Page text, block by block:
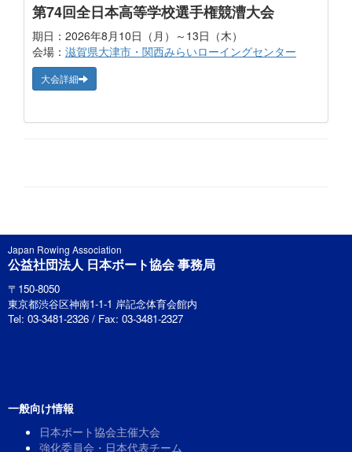
第74回全日本高等学校選手権競漕大会
期日：2026年8月10日（月）～13日（木）
会場： 滋賀県大津市・関西みらいローイングセンター
大会詳細
Japan Rowing Association
公益社団法人 日本ボート協会 事務局
〒150-8050
東京都渋谷区神南1-1-1 岸記念体育会館内
Tel: 03-3481-2326 / Fax: 03-3481-2327
一般向け情報
日本ボート協会主催大会
強化委員会・日本代表チーム